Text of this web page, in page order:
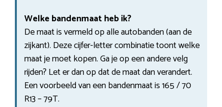
Welke bandenmaat heb ik?
De maat is vermeld op alle autobanden (aan de
zijkant). Deze cijfer-letter combinatie toont welke
maat je moet kopen. Ga je op een andere velg
rijden? Let er dan op dat de maat dan verandert.
Een voorbeeld van een bandenmaat is 165 / 70
R13 – 79T.